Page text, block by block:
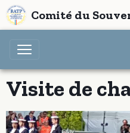
Comité du
Visite de